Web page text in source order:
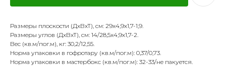
Размеры плоскости (ДхВхТ), см: 29х4,9х1,7-1,9.
Размеры углов (ДхВхТ), см: 14/28,5х4,9х1,7-2.
Вес (кв.м/пог.м), кг: 30,2/12,55.
Норма упаковки в гофротару (кв.м/пог.м): 0,37/0,73.
Норма упаковки в мастербокс (кв.м/пог.м): 32-33/не пакуется.